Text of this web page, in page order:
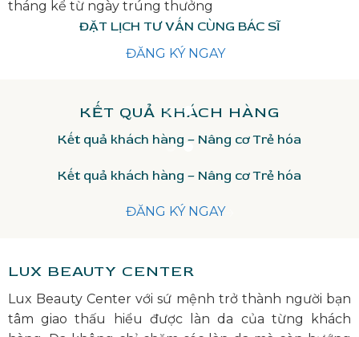
tháng kể từ ngày trúng thưởng
ĐẶT LỊCH TƯ VẤN CÙNG BÁC SĨ
ĐĂNG KÝ NGAY
KẾT QUẢ KHÁCH HÀNG
Kết quả khách hàng – Nâng cơ Trẻ hóa
Kết quả khách hàng – Nâng cơ Trẻ hóa
ĐĂNG KÝ NGAY
LUX BEAUTY CENTER
Lux Beauty Center với sứ mệnh trở thành người bạn
tâm giao thấu hiểu được làn da của từng khách